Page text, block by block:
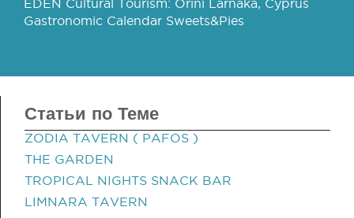
EDEN Cultural Tourism: Orini Larnaka, Cyprus
Gastronomic Calendar Sweets&Pies
Статьи по Теме
ZODIA TAVERN ( PAFOS )
THE GARDEN
TROPICAL NIGHTS SNACK BAR
LIMNARA TAVERN